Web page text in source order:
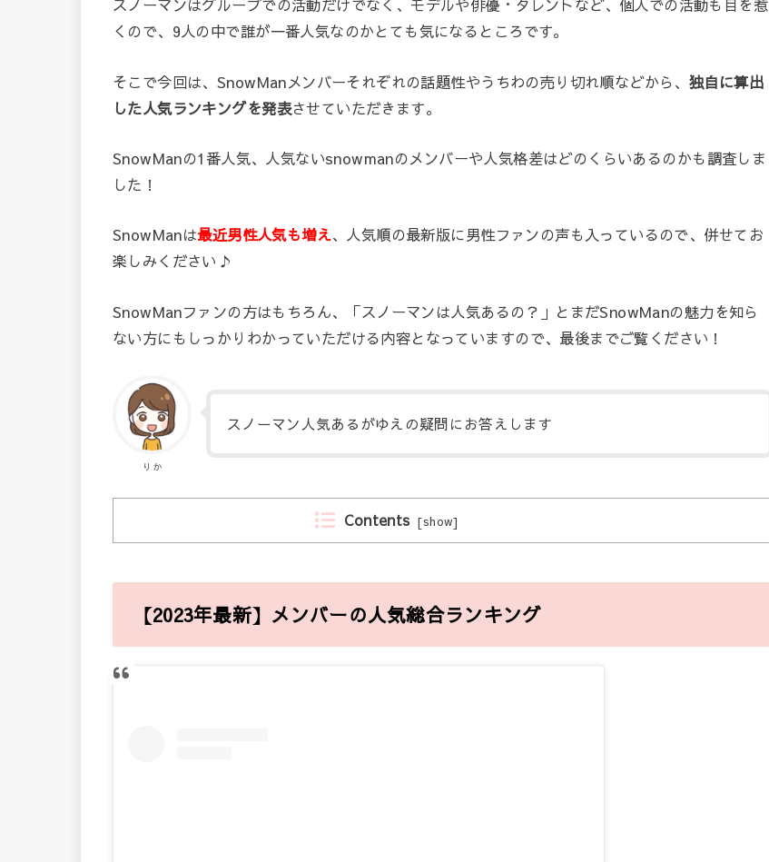
スノーマンはグループでの活動だけでなく、モデルや俳優・タレントなど、個人での活動も目を惹
くので、9人の中で誰が一番人気なのかとても気になるところです。
そこで今回は、SnowManメンバーそれぞれの話題性やうちわの売り切れ順などから、 独自に算出
した人気ランキングを発表させていただきます。
SnowManの1番人気、人気ないsnowmanのメンバーや人気格差はどのくらいあるのかも調査しま
した！
SnowManは最近男性人気も増え、人気順の最新版に男性ファンの声も入っているので、併せてお
楽しみください♪
SnowManファンの方はもちろん、「スノーマンは人気あるの？」とまだSnowManの魅力を知ら
ない方にもしっかりわかっていただける内容となっていますので、最後までご覧ください！
りか
スノーマン人気あるがゆえの疑問にお答えします
Contents [show]
【2023年最新】メンバーの人気総合ランキング